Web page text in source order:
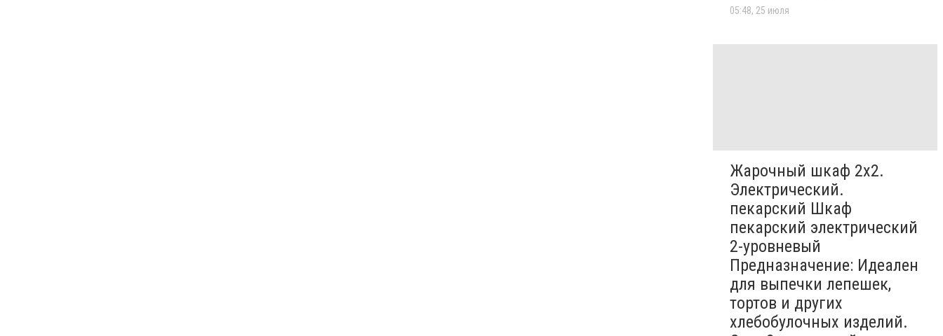
05:48, 25 июля
Жарочный шкаф 2х2.
Электрический.
пекарский Шкаф
пекарский электрический
2-уровневый
Предназначение: Идеален
для выпечки лепешек,
тортов и других
хлебобулочных изделий.